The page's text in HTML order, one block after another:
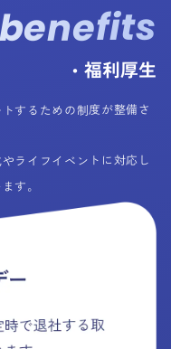
・福利厚生
するための制度が整備さ
ライフイベントに対応し
す。